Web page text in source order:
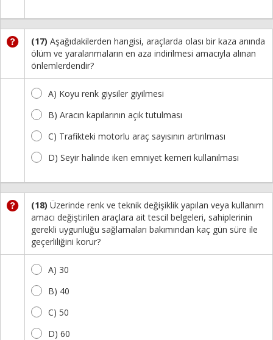
(17) Aşağıdakilerden hangisi, araçlarda olası bir kaza anında
ölüm ve yaralanmaların en aza indirilmesi amacıyla alınan
önlemlerdendir?
A) Koyu renk giysiler giyilmesi
B) Aracın kapılarının açık tutulması
C) Trafikteki motorlu araç sayısının artırılması
D) Seyir halinde iken emniyet kemeri kullanılması
(18) Üzerinde renk ve teknik değişiklik yapılan veya kullanım
amacı değiştirilen araçlara ait tescil belgeleri, sahiplerinin
gerekli uygunluğu sağlamaları bakımından kaç gün süre ile
geçerliliğini korur?
A) 30
B) 40
C) 50
D) 60